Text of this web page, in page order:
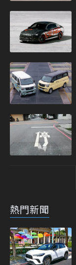
熱門新聞